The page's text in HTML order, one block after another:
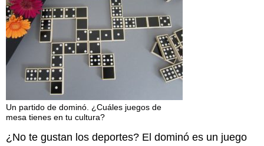
Un partido de dominó. ¿Cuáles juegos de
mesa tienes en tu cultura?
¿No te gustan los deportes? El dominó es un juego